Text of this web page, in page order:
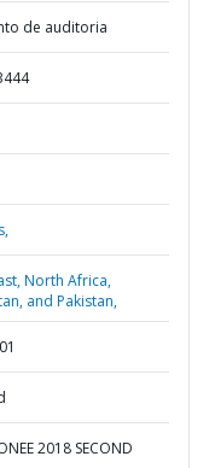
de auditoria
North Africa,
and Pakistan,
2018 SECOND